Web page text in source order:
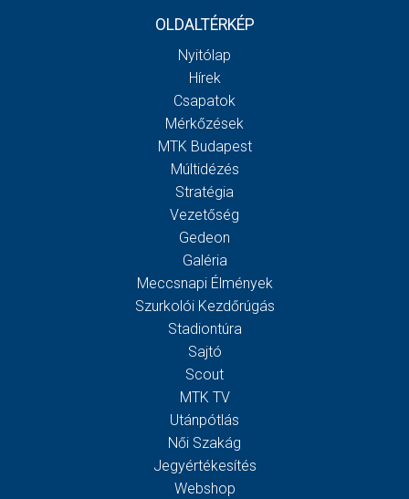
OLDALTÉRKÉP
Nyitólap
Hírek
Csapatok
Mérkőzések
MTK Budapest
Múltidézés
Stratégia
Vezetőség
Gedeon
Galéria
Meccsnapi Élmények
Szurkolói Kezdőrúgás
Stadiontúra
Sajtó
Scout
MTK TV
Utánpótlás
Női Szakág
Jegyértékesítés
Webshop